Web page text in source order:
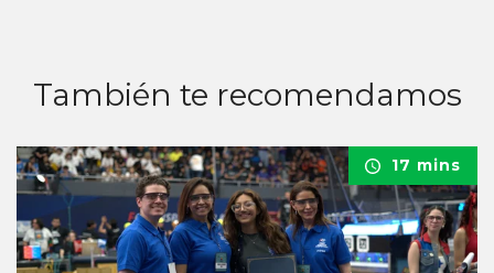
También te recomendamos
17 mins